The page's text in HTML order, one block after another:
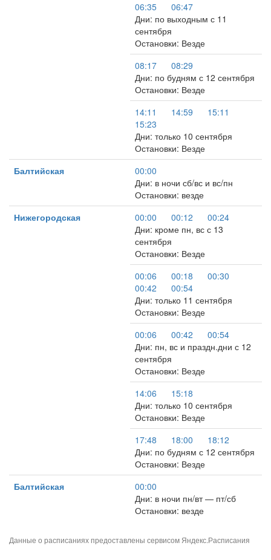
06:35
06:47
Дни: по выходным с 11
сентября
Остановки: Везде
08:17
08:29
Дни: по будням с 12 сентября
Остановки: Везде
14:11
14:59
15:11
15:23
Дни: только 10 сентября
Остановки: Везде
Балтийская
00:00
Дни: в ночи сб/вс и вс/пн
Остановки: везде
Нижегородская
00:00 00:12
00:24
Дни: кроме пн, вс с 13
сентября
Остановки: Везде
00:06
00:18
00:30
00:42
00:54
Дни: только 11 сентября
Остановки: Везде
00:06
00:42
00:54
Дни: пн, вс и праздн.дни с 12
сентября
Остановки: Везде
14:06
15:18
Дни: только 10 сентября
Остановки: Везде
17:48
18:00
18:12
Дни: по будням с 12 сентября
Остановки: Везде
Балтийская
00:00
Дни: в ночи пн/вт — пт/сб
Остановки: везде
Данные о расписаниях предоставлены сервисом Яндекс.Расписания